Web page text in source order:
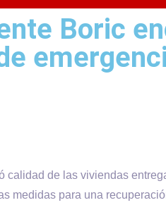
Boric
calidad de las viviendas
medidas para una